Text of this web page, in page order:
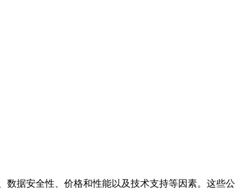
数据安全性、价格和性能以及技术支持等因素。这些公